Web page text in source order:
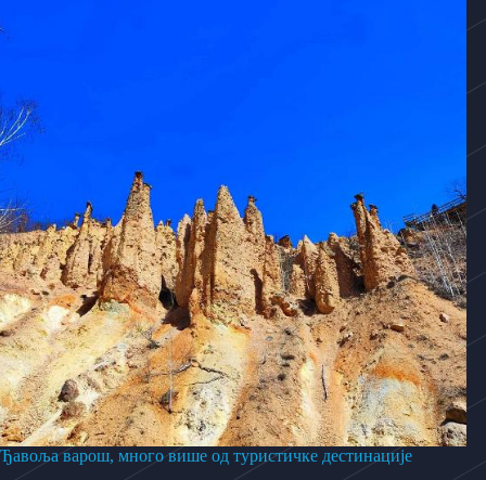
Ђавоља варош, много више од туристичке дестинације